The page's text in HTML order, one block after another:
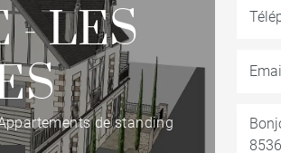
- LES
Appartements de standing